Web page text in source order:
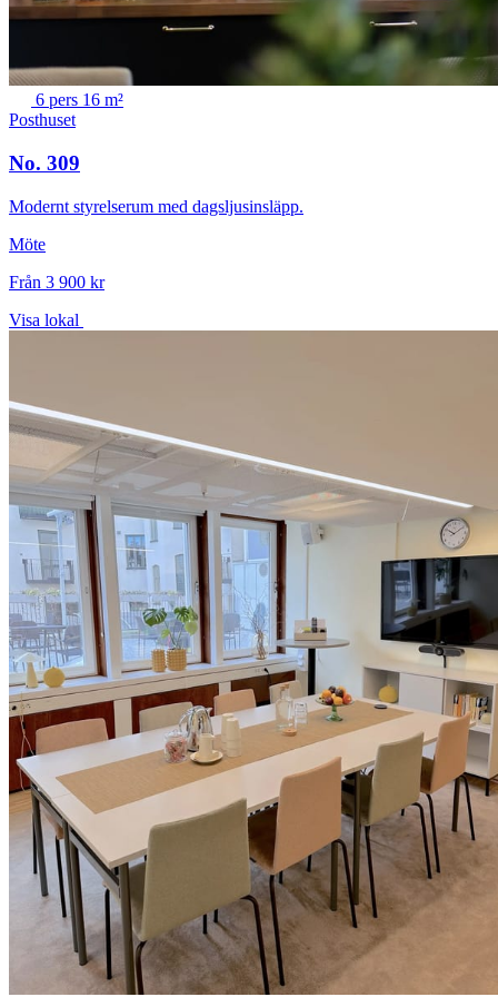
6 pers 16 m²
Posthuset
No. 309
Modernt styrelserum med dagsljusinsläpp.
Möte
Från 3 900 kr
Visa lokal